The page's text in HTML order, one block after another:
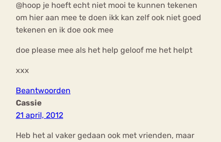
@hoop je hoeft echt niet mooi te kunnen tekenen
om hier aan mee te doen ikk kan zelf ook niet goed
tekenen en ik doe ook mee
doe please mee als het help geloof me het helpt
xxx
Beantwoorden
Cassie
21 april, 2012
Heb het al vaker gedaan ook met vrienden, maar